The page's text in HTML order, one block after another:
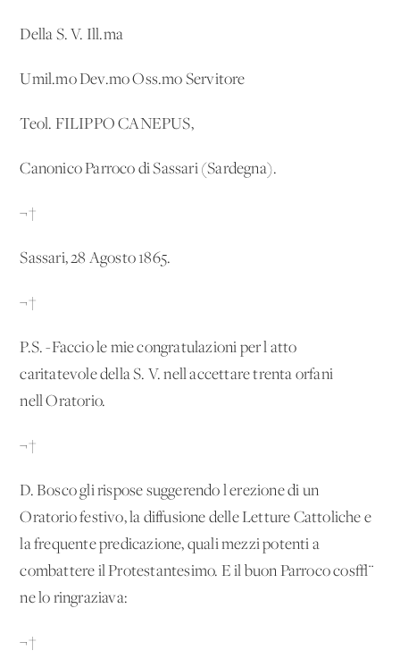
Della S. V. Ill.ma
Umil.mo Dev.mo Oss.mo Servitore
Teol. FILIPPO CANEPUS,
Canonico Parroco di Sassari (Sardegna).
¬†
Sassari, 28 Agosto 1865.
¬†
P.S. -Faccio le mie congratulazioni per l'atto
caritatevole della S. V. nell'accettare trenta orfani
nell'Oratorio.
¬†
D. Bosco gli rispose suggerendo l'erezione di un
Oratorio festivo, la diffusione delle Letture Cattoliche e
la frequente predicazione, quali mezzi potenti a
combattere il Protestantesimo. E il buon Parroco cos√¨
ne lo ringraziava:
¬†